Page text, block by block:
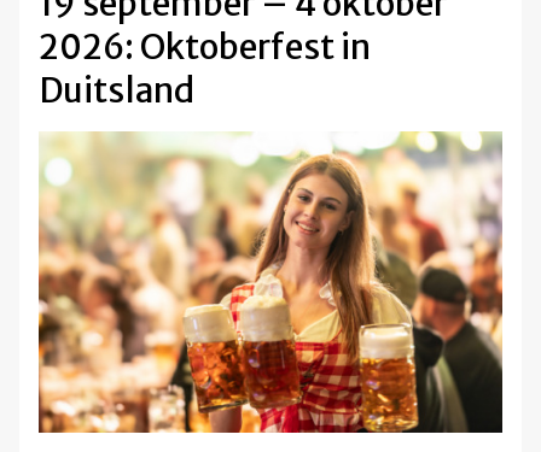
2026: Oktoberfest in
Duitsland